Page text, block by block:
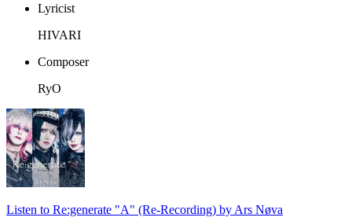
Lyricist
HIVARI
Composer
RyO
Listen to Re:generate "A" (Re-Recording) by Ars Nøva